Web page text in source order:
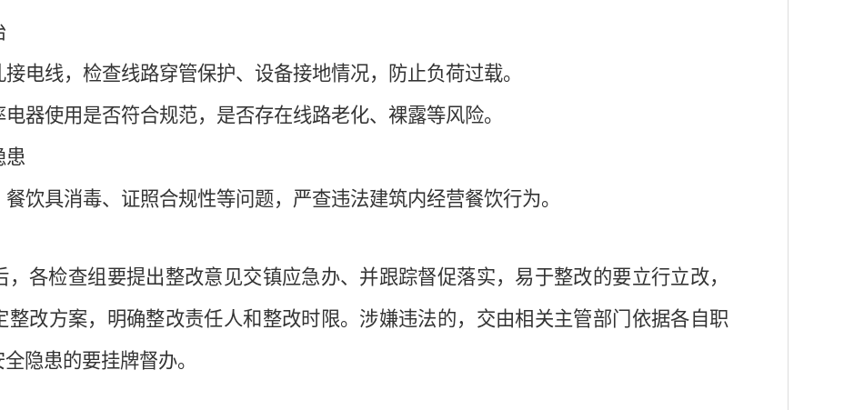
电线，检查线路穿管保护、设备接地情况，防止负荷过载。
器使用是否符合规范，是否存在线路老化、裸露等风险。
患
饮具消毒、证照合规性等问题，严查违法建筑内经营餐饮行为。
，各检查组要提出整改意见交镇应急办、 并跟踪督促落实，易于整改的要立行立改，
整改方案，明确整改责任人和整改时限。涉嫌违法的，交由相关主管部门依据各自职
隐患的要挂牌督办。